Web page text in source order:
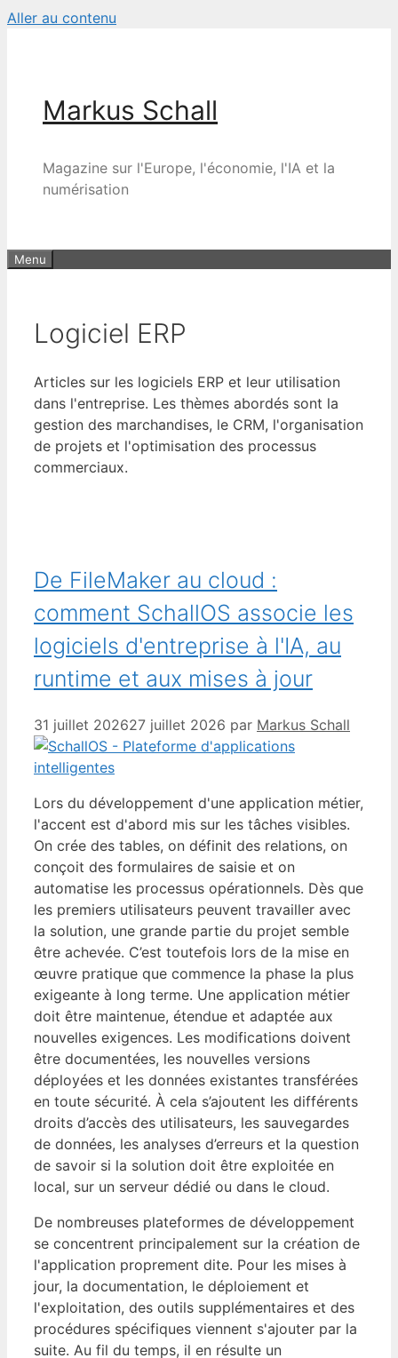
Aller au contenu
Markus Schall
Magazine sur l'Europe, l'économie, l'IA et la
numérisation
Menu
Logiciel ERP
Articles sur les logiciels ERP et leur utilisation
dans l'entreprise. Les thèmes abordés sont la
gestion des marchandises, le CRM, l'organisation
de projets et l'optimisation des processus
commerciaux.
De FileMaker au cloud :
comment SchallOS associe les
logiciels d'entreprise à l'IA, au
runtime et aux mises à jour
31 juillet 202627 juillet 2026 par Markus Schall
Lors du développement d'une application métier,
l'accent est d'abord mis sur les tâches visibles.
On crée des tables, on définit des relations, on
conçoit des formulaires de saisie et on
automatise les processus opérationnels. Dès que
les premiers utilisateurs peuvent travailler avec
la solution, une grande partie du projet semble
être achevée. C’est toutefois lors de la mise en
œuvre pratique que commence la phase la plus
exigeante à long terme. Une application métier
doit être maintenue, étendue et adaptée aux
nouvelles exigences. Les modifications doivent
être documentées, les nouvelles versions
déployées et les données existantes transférées
en toute sécurité. À cela s’ajoutent les différents
droits d’accès des utilisateurs, les sauvegardes
de données, les analyses d’erreurs et la question
de savoir si la solution doit être exploitée en
local, sur un serveur dédié ou dans le cloud.
De nombreuses plateformes de développement
se concentrent principalement sur la création de
l'application proprement dite. Pour les mises à
jour, la documentation, le déploiement et
l'exploitation, des outils supplémentaires et des
procédures spécifiques viennent s'ajouter par la
suite. Au fil du temps, il en résulte un